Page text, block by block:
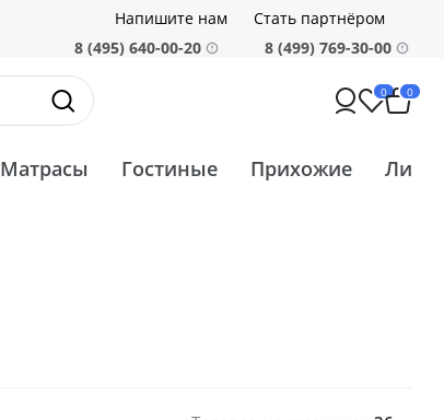
Напишите нам
Стать партнёром
8 (495) 640-00-20
8 (499) 769-30-00
0 0
Матрасы Гостиные Прихожие